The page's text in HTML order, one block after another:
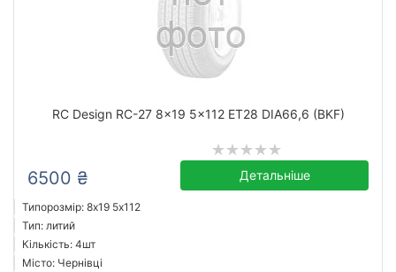
RC Design RC-27 8x19 5x112 ET28 DIA66,6 (BKF)
6500 ₴ Детальніше
Типорозмір: 8x19 5х112
Тип: литий
Кількість: 4шт
Місто: Чернівці